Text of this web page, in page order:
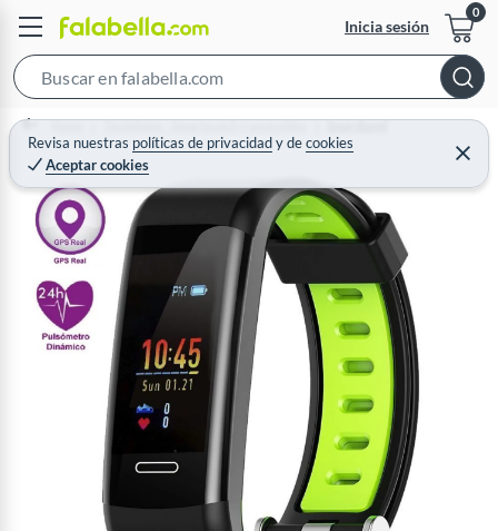
Inicia sesión
e
a
c
h
B
a
r
Revisa nuestras políticas de privacidadydecookies
Aceptar cookies
C
e
r
Home Tecnología - Smartwatch y wearables Smartband